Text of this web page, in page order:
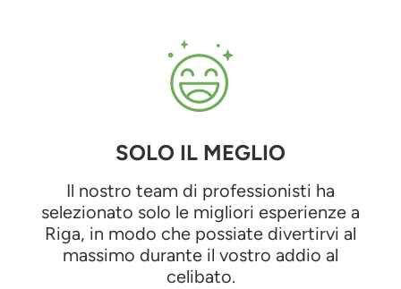
SOLO IL MEGLIO
Il nostro team di professionisti ha
selezionato solo le migliori esperienze a
Riga, in modo che possiate divertirvi al
massimo durante il vostro addio al
celibato.